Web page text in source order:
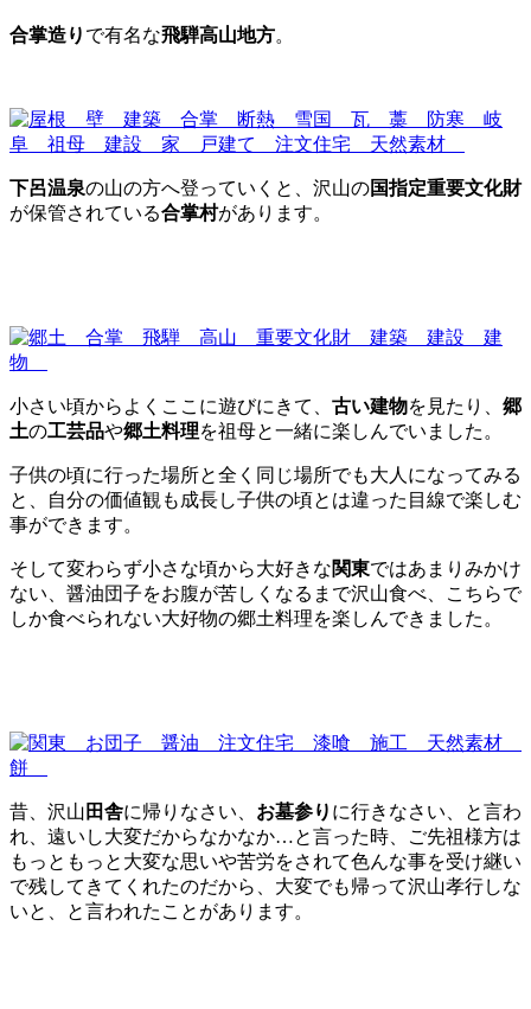
合掌造り で有名な飛騨高山地方。
下呂温泉の山の方へ登っていくと、沢山の国指定重要文化財
が保管されている合掌村があります。
小さい頃からよくここに遊びにきて、 古い建物を見たり、 郷
土の工芸品や郷土料理を祖母と一緒に楽しんでいました。
子供の頃に行った場所と全く同じ場所でも大人になってみる
と、自分の価値観も成長し子供の頃とは違った目線で楽しむ
事ができます。
そして変わらず小さな頃から大好きな関東ではあまりみかけ
ない、醤油団子をお腹が苦しくなるまで沢山食べ、こちらで
しか食べられない大好物の郷土料理を楽しんできました。
昔、沢山 田舎に帰りなさい、 お墓参り に行きなさい、と言わ
れ、遠いし大変だからなかなか…と言った時、ご先祖様方は
もっともっと大変な思いや苦労をされて色んな事を受け継い
で残してきてくれたのだから、大変でも帰って沢山孝行しな
いと、と言われたことがあります。